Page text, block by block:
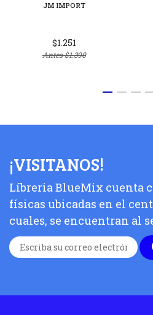
JM IMPORT
$1.251
Antes$1.390
¡VISITANOS!
Líbreria BlueMix cuenta
físicas ubicadas en el
cuales, se encuentran al